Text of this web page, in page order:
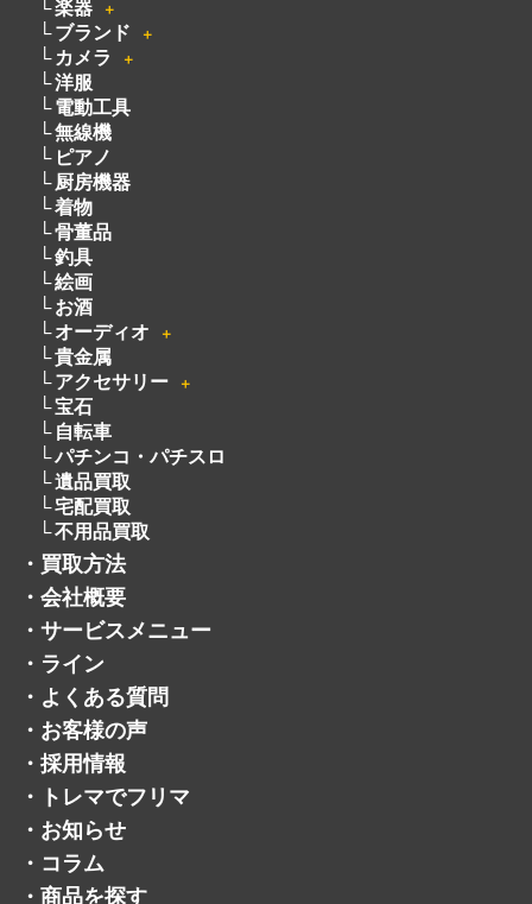
楽器 ＋
ブランド ＋
カメラ ＋
洋服
電動工具
無線機
ピアノ
厨房機器
着物
骨董品
釣具
絵画
お酒
オーディオ
＋
貴金属
アクセサリー
＋
宝石
自転車
パチンコ・パチスロ
遺品買取
宅配買取
不用品買取
・ 買取方法
・ 会社概要
・ サービスメニュー
・ ライン
・ よくある質問
・ お客様の声
・ 採用情報
・
トレマでフリマ
・ お知らせ
・ コラム
・ 商品を探す